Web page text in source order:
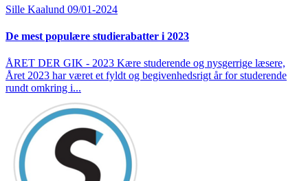
Sille Kaalund 09/01-2024
De mest populære studierabatter i 2023
ÅRET DER GIK - 2023 Kære studerende og nysgerrige læsere,
Året 2023 har været et fyldt og begivenhedsrigt år for studerende
rundt omkring i...